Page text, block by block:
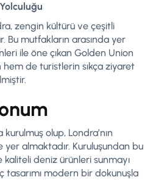
zengin kültürü ve çeşitli
Bu mutfakların arasında yer
ile öne çıkan Golden Union
hem de turistlerin sıkça ziyaret
olup, Londra’nın
almaktadır. Kuruluşundan bu
deniz ürünleri sunmayı
tasarımı modern bir dokunuşla